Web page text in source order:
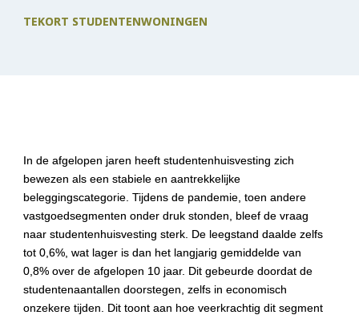
TEKORT STUDENTENWONINGEN
In de afgelopen jaren heeft studentenhuisvesting zich
bewezen als een stabiele en aantrekkelijke
beleggingscategorie. Tijdens de pandemie, toen andere
vastgoedsegmenten onder druk stonden, bleef de vraag
naar studentenhuisvesting sterk. De leegstand daalde zelfs
tot 0,6%, wat lager is dan het langjarig gemiddelde van
0,8% over de afgelopen 10 jaar. Dit gebeurde doordat de
studentenaantallen doorstegen, zelfs in economisch
onzekere tijden. Dit toont aan hoe veerkrachtig dit segment